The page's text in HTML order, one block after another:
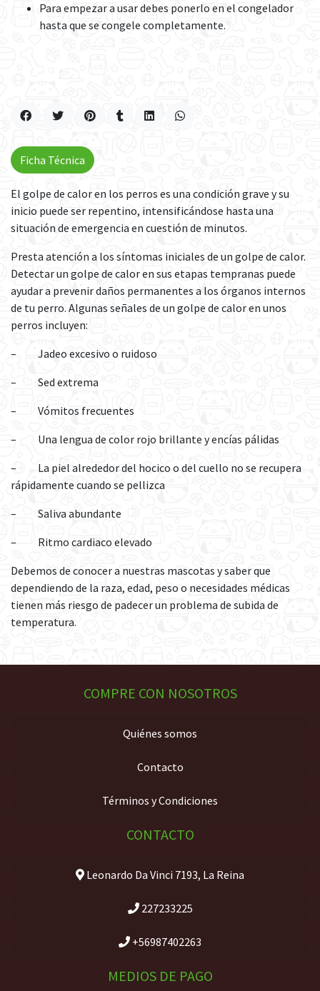
Para empezar a usar debes ponerlo en el congelador
hasta que se congele completamente.
El golpe de calor en los perros es una condición grave y su
inicio puede ser repentino, intensificándose hasta una
situación de emergencia en cuestión de minutos.
Presta atención a los síntomas iniciales de un golpe de calor.
Detectar un golpe de calor en sus etapas tempranas puede
ayudar a prevenir daños permanentes a los órganos internos
de tu perro. Algunas señales de un golpe de calor en unos
perros incluyen:
– Jadeo excesivo o ruidoso
– Sed extrema
– Vómitos frecuentes
– Una lengua de color rojo brillante y encías pálidas
– La piel alrededor del hocico o del cuello no se recupera
rápidamente cuando se pellizca
– Saliva abundante
– Ritmo cardiaco elevado
Debemos de conocer a nuestras mascotas y saber que
dependiendo de la raza, edad, peso o necesidades médicas
tienen más riesgo de padecer un problema de subida de
temperatura.
Ficha Técnica
COMPRE CON NOSOTROS
Quiénes somos
Contacto
Términos y Condiciones
CONTACTO
Leonardo Da Vinci 7193, La Reina
227233225
+56987402263
MEDIOS DE PAGO